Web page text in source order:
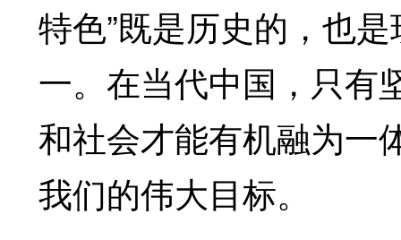
特色”既是历史的，也
一。在当代中国，只有
和社会才能有机融为一
我们的伟大目标。